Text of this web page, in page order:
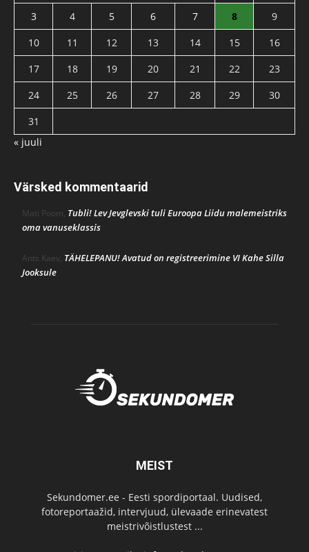
3
4 5 6 7 8
9
10
11 12 13 14 15
16
17
18 19 20 21 22
23
24
25 26 27 28 29
30
31
« juuli
Värsked kommentaarid
Mati Poom, Tubli! Lev Jevglevski tuli Euroopa Liidu malemeistriks
oma vanuseklassis
Ants Kaev, TÄHELEPANU! Avatud on registreerimine VI Kahe Silla
Jooksule
MEIST
Sekundomer.ee - Eesti spordiportaal. Uudised,
fotoreportaažid, intervjuud, ülevaade erinevatest
meistrivõistlustest ...